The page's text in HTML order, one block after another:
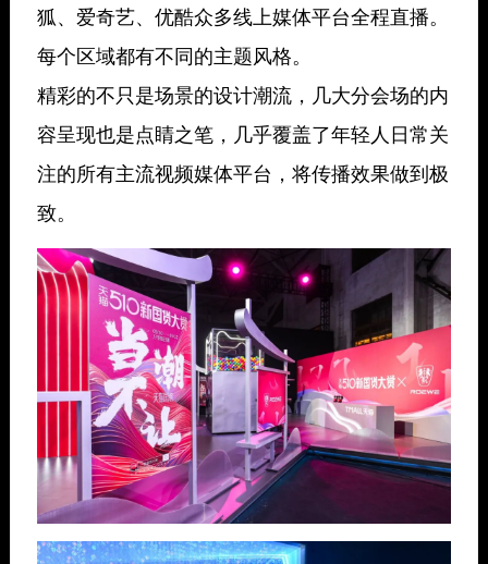
狐、爱奇艺、优酷众多线上媒体平台全程直播。
每个区域都有不同的主题风格。
精彩的不只是场景的设计潮流，几大分会场的内
容呈现也是点睛之笔，几乎覆盖了年轻人日常关
注的所有主流视频媒体平台，将传播效果做到极
致。